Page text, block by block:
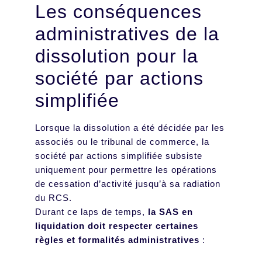
Les conséquences
administratives de la
dissolution pour la
société par actions
simplifiée
Lorsque la dissolution a été décidée par les
associés ou le tribunal de commerce, la
société par actions simplifiée subsiste
uniquement pour permettre les opérations
de cessation d’activité jusqu’à sa radiation
du RCS.
Durant ce laps de temps, la SAS en
liquidation doit respecter certaines
règles et formalités administratives :